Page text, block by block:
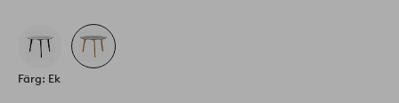
Färg: Ek